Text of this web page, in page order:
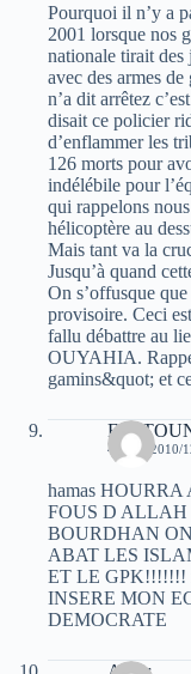
Pourquoi il n’y a
2001 lorsque nos
nationale tirait des
avec des armes
n’a dit arrêtez
disait ce policier
d’enflammer les
126 morts pour
indélébile pour
qui rappelons
hélicoptère au
Mais tant va la
Jusqu’à quand
On s’offusque
provisoire. Ceci
fallu débattre au
OUYAHIA.
gamins&quot; et
4 JUIN 2010/
hamas
FOUS D
BOURDHAN
ABAT LES
ET LE GPK!!!!!!!
INSERE MON
DEMOCRATE